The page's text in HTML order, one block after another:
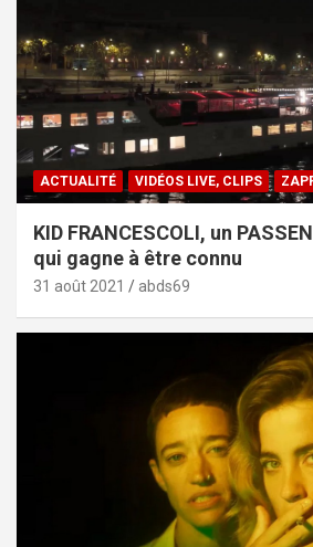
ACTUALITÉ VIDÉOS LIVE, CLIPS
KID FRANCESCOLI, un
qui gagne à être connu
31 août 2021 abds69